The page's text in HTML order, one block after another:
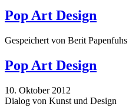
Pop Art Design
Gespeichert von Berit Papenfuhs
Pop Art Design
10. Oktober 2012
Dialog von Kunst und Design